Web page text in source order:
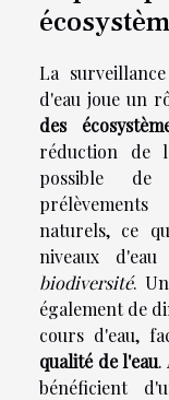
La
d'eau joue un
des
réduction de
possible de
naturels, ce
niveaux
biodiversité.
également de
cours d'eau,
qualité de l'eau.
bénéficient